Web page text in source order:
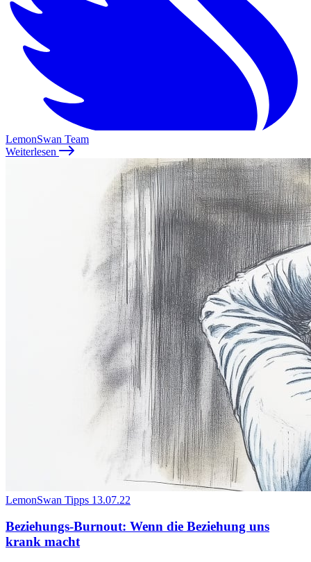
LemonSwan Team
Weiterlesen
LemonSwan Tipps 13.07.22
Beziehungs-Burnout: Wenn die Beziehung uns
krank macht